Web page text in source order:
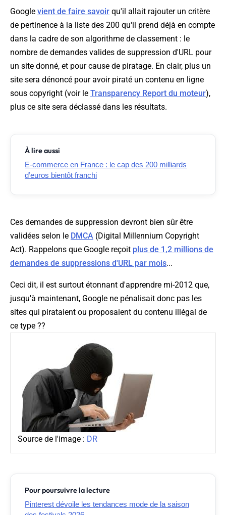
Google vient de faire savoir qu'il allait rajouter un critère
de pertinence à la liste des 200 qu'il prend déjà en compte
dans la cadre de son algorithme de classement : le
nombre de demandes valides de suppression d'URL pour
un site donné, et pour cause de piratage. En clair, plus un
site sera dénoncé pour avoir piraté un contenu en ligne
sous copyright (voir le Transparency Report du moteur),
plus ce site sera déclassé dans les résultats.
À lire aussi
E-commerce en France : le cap des 200 milliards
d’euros bientôt franchi
Ces demandes de suppression devront bien sûr être
validées selon le DMCA (Digital Millennium Copyright
Act). Rappelons que Google reçoit plus de 1,2 millions de
demandes de suppressions d'URL par mois...
Ceci dit, il est surtout étonnant d'apprendre mi-2012 que,
jusqu'à maintenant, Google ne pénalisait donc pas les
sites qui pirataient ou proposaient du contenu illégal de
ce type ??
Source de l'image : DR
Pour poursuivre la lecture
Pinterest dévoile les tendances mode de la saison